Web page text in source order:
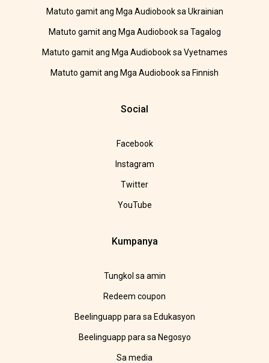
Matuto gamit ang Mga Audiobook sa Ukrainian
Matuto gamit ang Mga Audiobook sa Tagalog
Matuto gamit ang Mga Audiobook sa Vyetnames
Matuto gamit ang Mga Audiobook sa Finnish
Social
Facebook
Instagram
Twitter
YouTube
Kumpanya
Tungkol sa amin
Redeem coupon
Beelinguapp para sa Edukasyon
Beelinguapp para sa Negosyo
Sa media